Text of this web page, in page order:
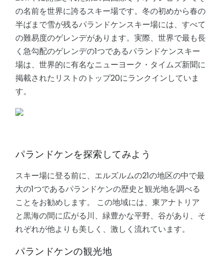
の名前を世界に誇るスキー場です。冬の初めから春の
半ばまで雪が残るパランドケンスキー場には、すべて
の難易度のゲレンデがあります。実際、世界で最も長
く急勾配のゲレンデの1つであるパランドケンスキー
場は、世界的に有名なニューヨーク・タイムズ新聞に
掲載されたリストのトップ20にランクインしていま
す。
パランドケンを探索してみよう
スキー場に登る前に、エルズルムの21の地区の中で最
大の1つであるパランドケンの歴史と観光地を調べる
ことをお勧めします。 この地域には、東アナトリア
と黒海の間に広がる川、緑豊かな平野、谷があり、そ
れぞれが他よりも美しく、激しく流れています。
パランドケンの観光地